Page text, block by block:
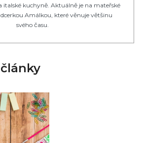
italské kuchyně. Aktuálně je na mateřské
dcerkou Amálkou, které věnuje většinu
svého času.